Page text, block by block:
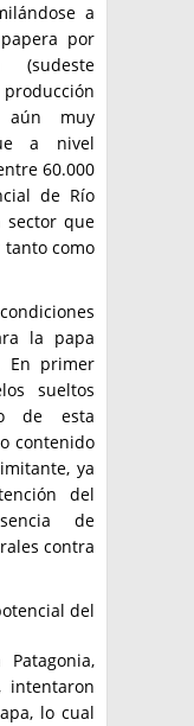
a
por
(sudeste
aún muy
a nivel
60.000
de Río
sector que
como
la papa
En primer
sueltos
de esta
contenido
ya
del
de
contra
del
intentaron
lo cual